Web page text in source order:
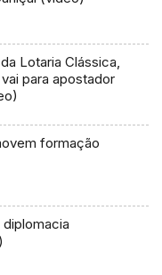
Lotaria Clássica,
para apostador
formação